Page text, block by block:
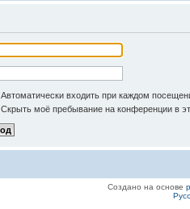
Автоматически входить при каждом
Скрыть моё пребывание на конференции в
Создано на основе